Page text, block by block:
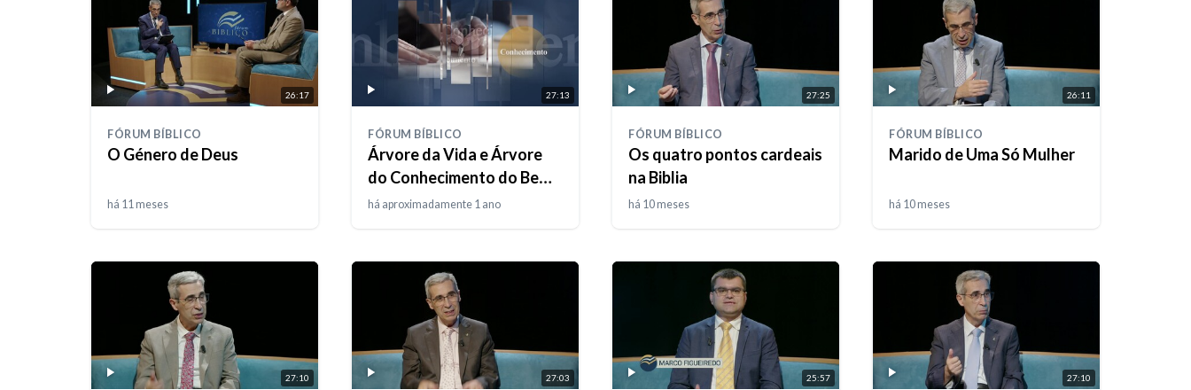
26:17
FÓRUM BÍBLICO
O Género de Deus
há 11 meses
27:13
FÓRUM BÍBLICO
Árvore da Vida e Árvore
do Conhecimento do Bem e
do Mal
há aproximadamente 1 ano
27:25
FÓRUM BÍBLICO
Os quatro pontos cardeais
na Biblia
há 10 meses
26:11
FÓRUM BÍBLICO
Marido de Uma Só Mulher
há 10 meses
27:10 27:03 25:57 27:10